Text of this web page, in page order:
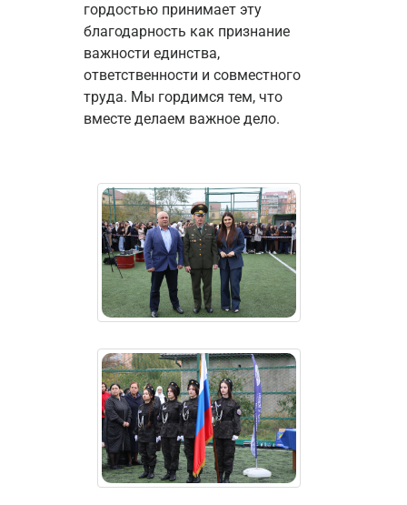
гордостью принимает эту
благодарность как признание
важности единства,
ответственности и совместного
труда. Мы гордимся тем, что
вместе делаем важное дело.